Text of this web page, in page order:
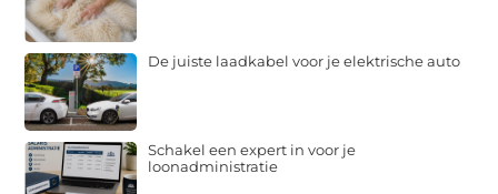
De juiste laadkabel voor je elektrische auto
Schakel een expert in voor je
loonadministratie